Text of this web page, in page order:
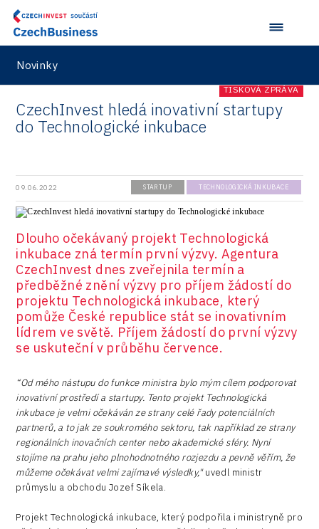
Novinky
TISKOVÁ ZPRÁVA
CzechInvest hledá inovativní startupy
do Technologické inkubace
09.06.2022 STARTUP TECHNOLOGICKÁ INKUBACE
Dlouho očekávaný projekt Technologická
inkubace zná termín první výzvy. Agentura
CzechInvest dnes zveřejnila termín a
předběžné znění výzvy pro příjem žádostí do
projektu Technologická inkubace, který
pomůže České republice stát se inovativním
lídrem ve světě. Příjem žádostí do první výzvy
se uskuteční v průběhu července.
“Od mého nástupu do funkce ministra bylo mým cílem podporovat
inovativní prostředí a startupy. Tento projekt Technologická
inkubace je velmi očekáván ze strany celé řady potenciálních
partnerů, a to jak ze soukromého sektoru, tak například ze strany
regionálních inovačních center nebo akademické sféry. Nyní
stojíme na prahu jeho plnohodnotného rozjezdu a pevně věřím, že
můžeme očekávat velmi zajímavé výsledky,"uvedl ministr
průmyslu a obchodu Jozef Síkela.
Projekt Technologická inkubace, který podpořila i ministryně pro